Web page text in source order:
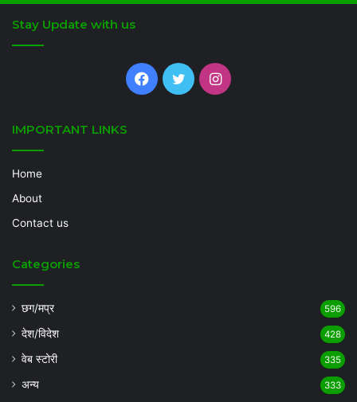
Stay Update with us
Facebook
TwitterInstagram
IMPORTANT LINKS
Home
About
Contact us
Categories
छग/मप्र 596
देश/विदेश 428
वेब स्टोरी 335
अन्य 333